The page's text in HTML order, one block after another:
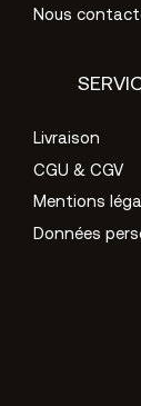
Nous
Livraison
CGU & CGV
Mentions
Données